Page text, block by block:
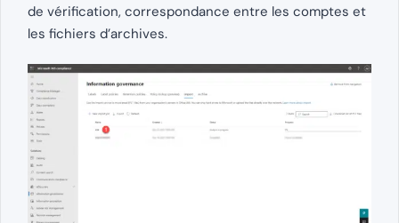
de vérification, correspondance entre les comptes et
les fichiers d’archives.